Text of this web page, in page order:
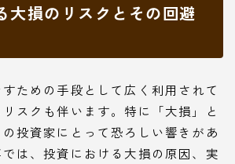
大損のリスクとその回避
ための手段として広く利用されて
スクも伴います。特に「大損」と
投資家にとって恐ろしい響きがあ
は、投資における大損の原因、実